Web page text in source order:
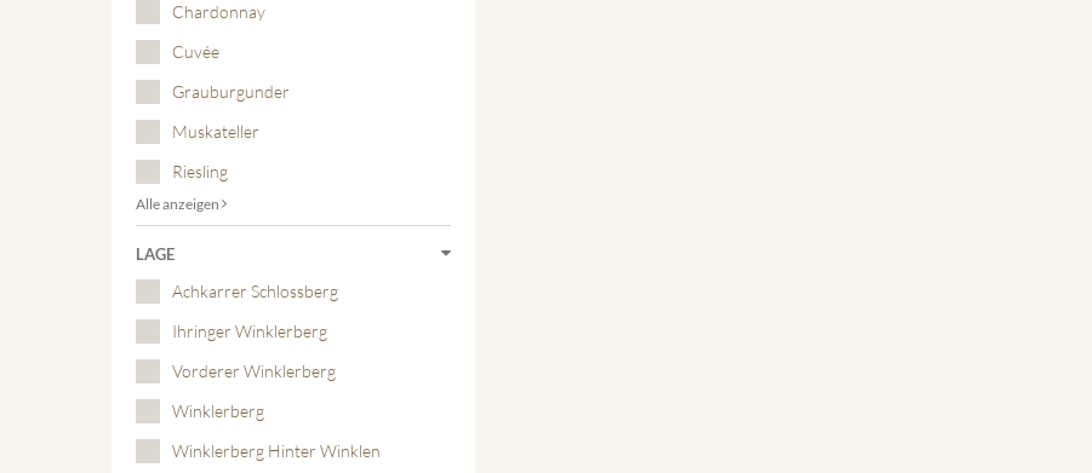
Chardonnay
Cuvée
Grauburgunder
Muskateller
Riesling
Alle anzeigen
LAGE
Achkarrer Schlossberg
Ihringer Winklerberg
Vorderer Winklerberg
Winklerberg
Winklerberg Hinter Winklen